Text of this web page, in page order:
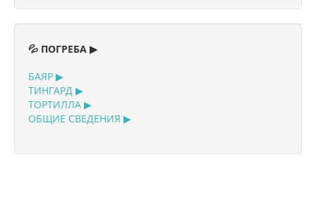
💦 ПОГРЕБА ▶
БАЯР ▶
ТИНГАРД ▶
ТОРТИЛЛА ▶
ОБЩИЕ СВЕДЕНИЯ ▶